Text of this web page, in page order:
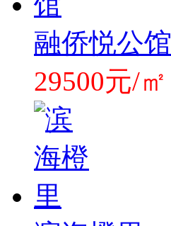
融侨悦公馆
29500元/㎡